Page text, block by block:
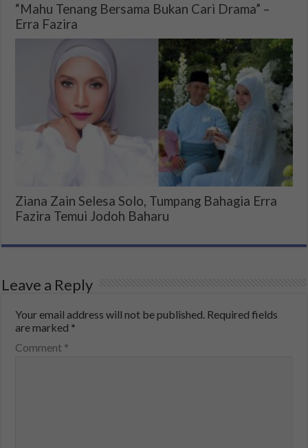
“Mahu Tenang Bersama Bukan Cari Drama” –
Erra Fazira
Ziana Zain Selesa Solo, Tumpang Bahagia Erra
Fazira Temui Jodoh Baharu
Leave a Reply
Your email address will not be published. Required fields
are marked *
Comment *